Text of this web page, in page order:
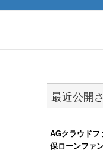
最近公開
AGクラウドフ
保ローンファ